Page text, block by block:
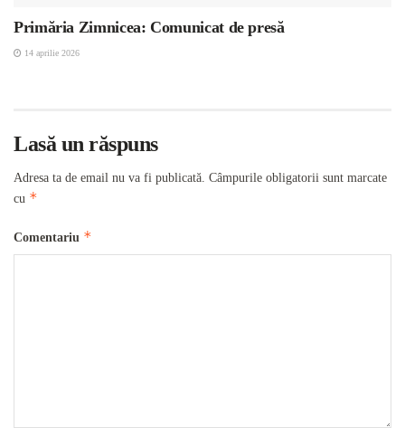
Primăria Zimnicea: Comunicat de presă
14 aprilie 2026
Lasă un răspuns
Adresa ta de email nu va fi publicată. Câmpurile obligatorii sunt marcate
cu *
Comentariu *